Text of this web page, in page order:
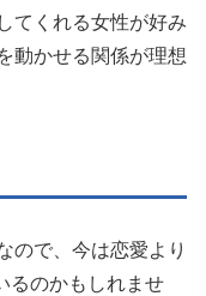
てくれる女性が好み
動かせる関係が理想
ので、今は恋愛より
るのかもしれませ